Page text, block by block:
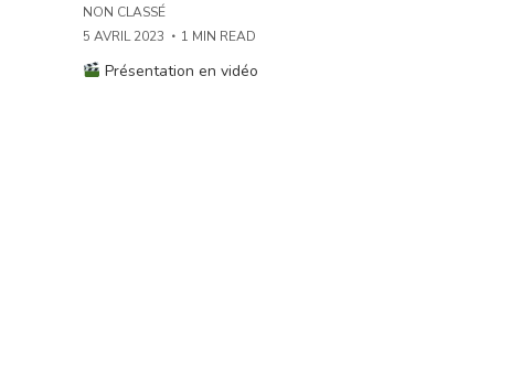
NON CLASSÉ
5 AVRIL 2023
1 MIN READ
Présentation en vidéo